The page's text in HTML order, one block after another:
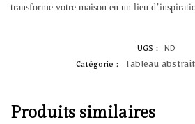
transforme votre maison en un lieu
UGS :
ND
Catégorie :
Tableau
Produits similaires